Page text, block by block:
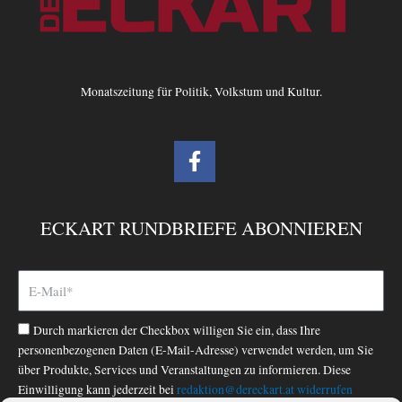
Monatszeitung für Politik, Volkstum und Kultur.
F
a
c
b
o
-
f
ECKART RUNDBRIEFE ABONNIEREN
Durch markieren der Checkbox willigen Sie ein, dass Ihre
personenbezogenen Daten (E-Mail-Adresse) verwendet werden, um Sie
über Produkte, Services und Veranstaltungen zu informieren. Diese
Einwilligung kann jederzeit bei redaktion@dereckart.atwiderrufen